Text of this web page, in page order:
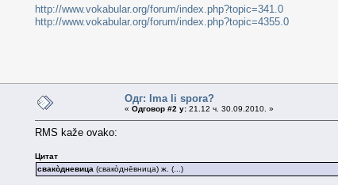
http://www.vokabular.org/forum/index.php?topic=341.0
http://www.vokabular.org/forum/index.php?topic=4355.0
Одг: Ima li spora?
« Одговор #2 у: 21.12 ч. 30.09.2010. »
RMS kaže ovako:
Цитат
свакòдневица (свакòднēвница) ж. (...)